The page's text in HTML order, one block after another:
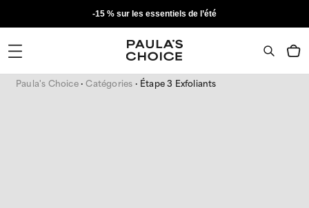
-15 % sur les essentiels de l’été
Paula's Choice Catégories Étape 3 Exfoliants